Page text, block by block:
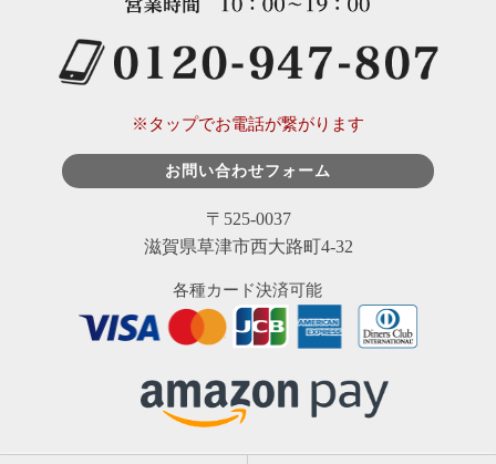
※タップでお電話が繋がります
お問い合わせフォーム
〒525-0037
滋賀県草津市西大路町4-32
各種カード決済可能